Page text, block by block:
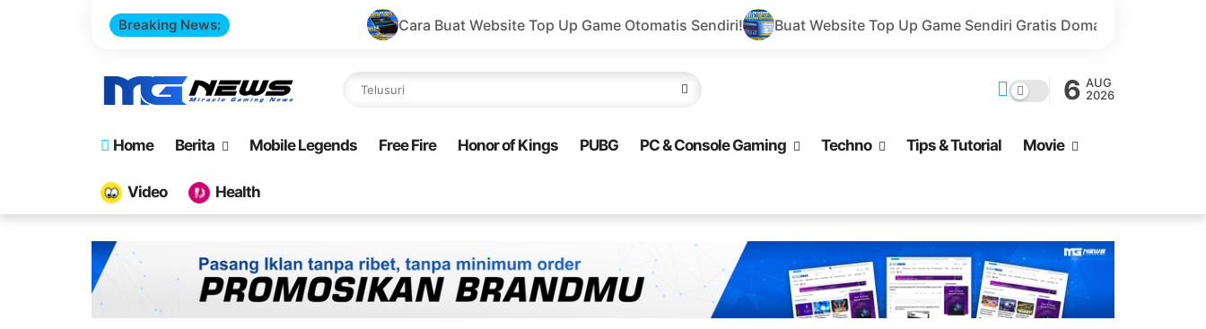
Breaking News: Cara Buat Website Top Up Game Otomatis Sendiri! Buat Website Top Up Game Sendiri Gratis Domain dan Harga Lebih Murah!
6 AUG
2026
Home Berita Mobile Legends Free Fire Honor of Kings PUBG PC & Console Gaming Techno Tips & Tutorial Movie
Video Health